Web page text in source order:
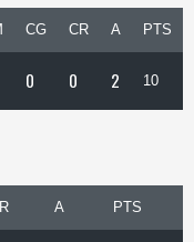
CG CR A PTS
0 0 2 10
A PTS